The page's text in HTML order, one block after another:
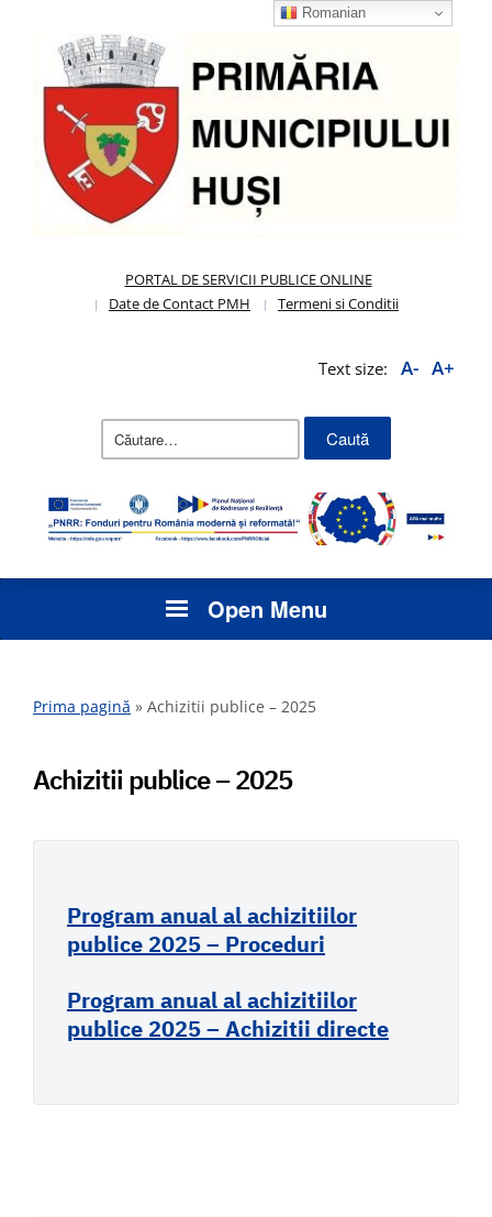
PORTAL DE SERVICII PUBLICE ONLINE
Date de Contact PMH
Termeni si Conditii
Text size: A- A+
Caută
Open Menu
Prima pagină » Achizitii publice – 2025
Achizitii publice – 2025
Program anual al achizitiilor
publice 2025 – Proceduri
Program anual al achizitiilor
publice 2025 – Achizitii directe
Romanian